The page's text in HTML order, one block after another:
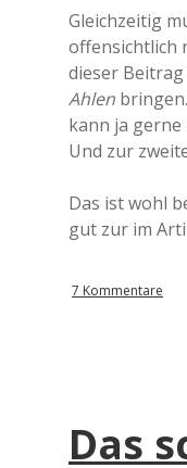
Gleichzeitig
offensichtlich
dieser
Ahlen
kann ja gerne
Und zur
Das ist wohl
gut zur im
7 Kommentare
Das